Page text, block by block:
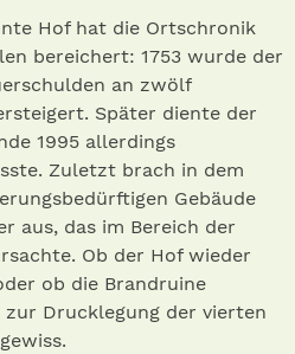
Hof hat die Ortschronik
bereichert: 1753 wurde der
an zwölf
Später diente der
1995 allerdings
Zuletzt brach in dem
Gebäude
aus, das im Bereich der
Ob der Hof wieder
ob die Brandruine
Drucklegung der vierten